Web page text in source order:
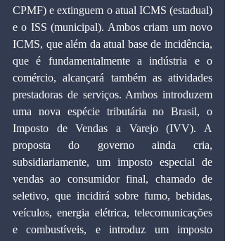
CPMF) e extinguem o atual ICMS (estadual)
e o ISS (municipal). Ambos criam um novo
ICMS, que além da atual base de incidência,
que é fundamentalmente a indústria e o
comércio, alcançará também as atividades
prestadoras de serviços. Ambos introduzem
uma nova espécie tributária no Brasil, o
Imposto de Vendas a Varejo (IVV). A
proposta do governo ainda cria,
subsidiariamente, um imposto especial de
vendas ao consumidor final, chamado de
seletivo, que incidirá sobre fumo, bebidas,
veículos, energia elétrica, telecomunicações
e combustíveis, e introduz um imposto